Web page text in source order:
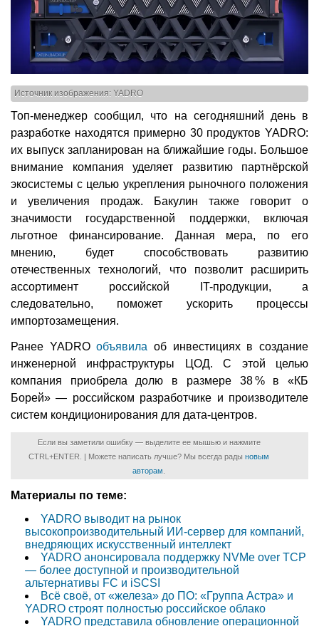
Источник изображения: YADRO
Топ-менеджер сообщил, что на сегодняшний день в
разработке находятся примерно 30 продуктов YADRO:
их выпуск запланирован на ближайшие годы. Большое
внимание компания уделяет развитию партнёрской
экосистемы с целью укрепления рыночного положения
и увеличения продаж. Бакулин также говорит о
значимости государственной поддержки, включая
льготное финансирование. Данная мера, по его
мнению, будет способствовать развитию
отечественных технологий, что позволит расширить
ассортимент российской IT-продукции, а
следовательно, поможет ускорить процессы
импортозамещения.
Ранее YADROобъявила об инвестициях в создание
инженерной инфраструктуры ЦОД. С этой целью
компания приобрела долю в размере 38 % в «КБ
Борей» — российском разработчике и производителе
систем кондиционирования для дата-центров.
Если вы заметили ошибку — выделите ее мышью и нажмите
CTRL+ENTER. | Можете написать лучше? Мы всегда рады новым
авторам
Материалы по теме:
YADRO выводит на рынок
высокопроизводительный ИИ-сервер для компаний,
внедряющих искусственный интеллект
YADRO анонсировала поддержку NVMe over TCP
— более доступной и производительной
альтернативы FC и iSCSI
Всё своё, от «железа» до ПО: «Группа Астра» и
YADRO строят полностью российское облако
YADRO представила обновление операционной